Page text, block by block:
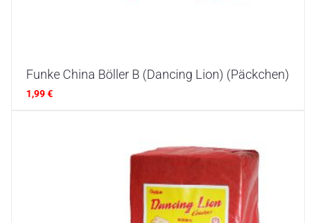
Funke China Böller B (Dancing Lion) (Päckchen)
1,99€